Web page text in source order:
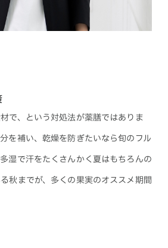
で、という対処法が薬膳ではありま
を補い、乾燥を防ぎたいなら旬のフル
湿で汗をたくさんかく夏はもちろんの
秋までが、多くの果実のオススメ期間